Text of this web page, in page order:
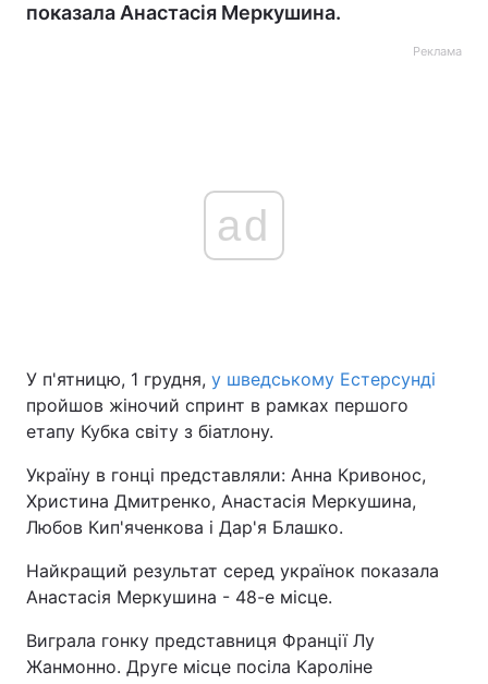
показала Анастасія Меркушина.
Реклама
ad
У п'ятницю, 1 грудня, у шведському Естерсунді
пройшов жіночий спринт в рамках першого
етапу Кубка світу з біатлону.
Україну в гонці представляли: Анна Кривонос,
Христина Дмитренко, Анастасія Меркушина,
Любов Кип'яченкова і Дар'я Блашко.
Найкращий результат серед українок показала
Анастасія Меркушина - 48-е місце.
Виграла гонку представниця Франції Лу
Жанмонно. Друге місце посіла Кароліне